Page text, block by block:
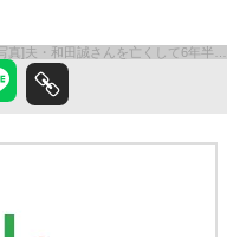
真]夫・和田誠さんを亡くして6年半